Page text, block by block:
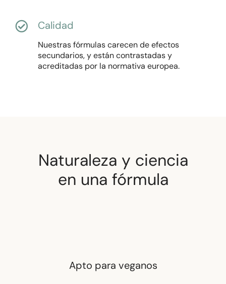
Calidad
Nuestras fórmulas carecen de efectos
secundarios, y están contrastadas y
acreditadas por la normativa europea.
Naturaleza y ciencia
en una fórmula
Apto para veganos